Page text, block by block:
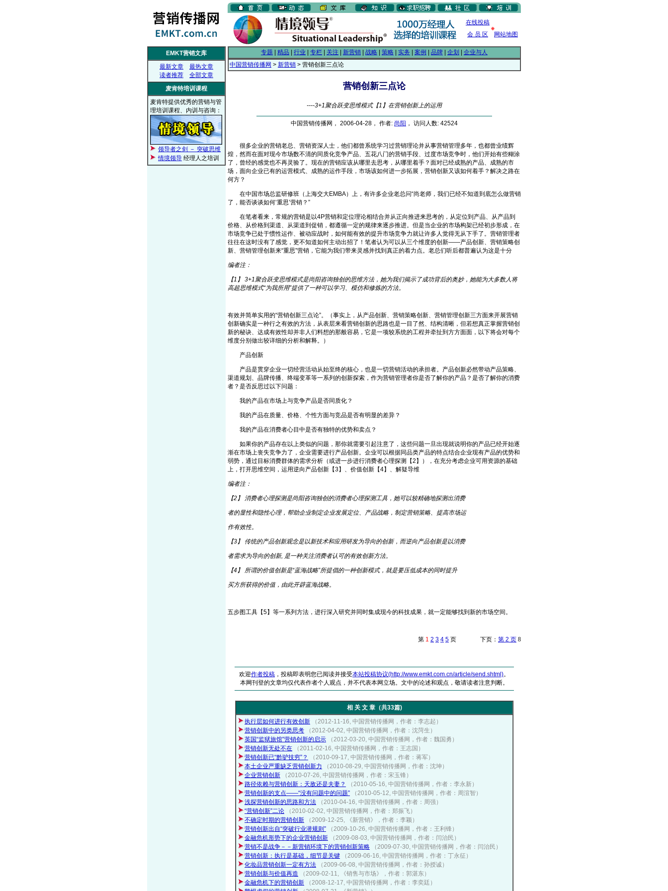
在线投稿
会 员 区
网站地图
EMKT营销文库
最新文章
最热文章
读者推荐
全部文章
麦肯特培训课程
麦肯特提供优秀的营销与管
理培训课程、内训与咨询：
领导者之剑 － 突破思维
情境领导 经理人之培训
专题 精品 行业 专栏 关注 新营销 战略 策略 实务 案例 品牌 企划
企业与人
中国营销传播网 > 新营销 > 营销创新三点论
营销创新三点论
----3+1聚合跃变思维模式【1】在营销创新上的运用
中国营销传播网， 2006-04-28， 作者: 尚阳 ， 访问人数: 42524
很多企业的营销老总、营销资深人士，他们都曾系统学习过营销理论并从事营销管理多年，也都曾业绩辉
煌，然而在面对现今市场数不清的同质化竞争产品、五花八门的营销手段、过度市场竞争时，他们开始有些糊涂
了，曾经的感觉也不再灵验了。现在的营销应该从哪里去思考，从哪里着手？面对已经成熟的产品、成熟的市
场，面向企业已有的运营模式、成熟的运作手段，市场该如何进一步拓展，营销创新又该如何着手？解决之路在
何方？
在中国市场总监研修班（上海交大EMBA）上，有许多企业老总问“尚老师，我们已经不知道到底怎么做营销
了，能否谈谈如何‘重思’营销？”
在笔者看来，常规的营销是以4P营销和定位理论相结合并从正向推进来思考的，从定位到产品、从产品到
价格、从价格到渠道、从渠道到促销，都遵循一定的规律来逐步推进。但是当企业的市场构架已经初步形成，在
市场竞争已处于惯性运作、被动应战时，如何能有效的提升市场竞争力就让许多人觉得无从下手了。营销管理者
往往在这时没有了感觉，更不知道如何主动出招了！笔者认为可以从三个维度的创新——产品创新、营销策略创
新、营销管理创新来“重思”营销，它能为我们带来灵感并找到真正的着力点。老总们听后都普遍认为这是十分
编者注：
【1】 3+1聚合跃变思维模式是尚阳咨询独创的思维方法，她为我们揭示了成功背后的奥妙，她能为大多数人将
高超思维模式“为我所用”提供了一种可以学习、模仿和修炼的方法。
有效并简单实用的“营销创新三点论”。（事实上，从产品创新、营销策略创新、营销管理创新三方面来开展营销
创新确实是一种行之有效的方法，从表层来看营销创新的思路也是一目了然、结构清晰，但若想真正掌握营销创
新的秘诀、达成有效性却并非人们料想的那般容易，它是一项较系统的工程并牵扯到方方面面，以下将会对每个
维度分别做出较详细的分析和解释。）
产品创新
产品是贯穿企业一切经营活动从始至终的核心，也是一切营销活动的承担者。产品创新必然带动产品策略、
渠道规划、品牌传播、终端变革等一系列的创新探索，作为营销管理者你是否了解你的产品？是否了解你的消费
者？是否反思过以下问题：
我的产品在市场上与竞争产品是否同质化？
我的产品在质量、价格、个性方面与竞品是否有明显的差异？
我的产品在消费者心目中是否有独特的优势和卖点？
如果你的产品存在以上类似的问题，那你就需要引起注意了，这些问题一旦出现就说明你的产品已经开始逐
渐在市场上丧失竞争力了，企业需要进行产品创新。企业可以根据同品类产品的特点结合企业现有产品的优势和
弱势，通过目标消费群体的需求分析（或进一步进行消费者心理探测【2】），在充分考虑企业可用资源的基础
上，打开思维空间，运用逆向产品创新【3】、价值创新【4】、解疑导维
编者注：
【2】 消费者心理探测是尚阳咨询独创的消费者心理探测工具，她可以较精确地探测出消费
者的显性和隐性心理，帮助企业制定企业发展定位、产品战略，制定营销策略、提高市场运
作有效性。
【3】 传统的产品创新观念是以新技术和应用研发为导向的创新，而逆向产品创新是以消费
者需求为导向的创新, 是一种关注消费者认可的有效创新方法。
【4】 所谓的价值创新是“蓝海战略”所提倡的一种创新模式，就是要压低成本的同时提升
买方所获得的价值，由此开辟蓝海战略。
五步图工具【5】等一系列方法，进行深入研究并同时集成现今的科技成果，就一定能够找到新的市场空间。
第 1 2 3 4 5 页 下页： 第 2 页 8
欢迎作者投稿 ，投稿即表明您已阅读并接受本站投稿协议(http://www.emkt.com.cn/article/send.shtml)。
本网刊登的文章均仅代表作者个人观点，并不代表本网立场。文中的论述和观点，敬请读者注意判断。
相 关 文 章（共33篇)
执行层如何进行有效创新
（2012-11-16, 中国营销传播网，作者：李志起）
营销创新中的另类思考
（2012-04-02, 中国营销传播网，作者：沈菏生）
英国“监狱旅馆”营销创新的启示
（2012-03-20, 中国营销传播网，作者：魏国勇）
营销创新无处不在
（2011-02-16, 中国营销传播网，作者：王志国）
营销创新已“黔驴技穷”？
（2010-09-17, 中国营销传播网，作者：蒋军）
本土企业严重缺乏营销创新力
（2010-08-29, 中国营销传播网，作者：沈坤）
企业营销创新
（2010-07-26, 中国营销传播网，作者：宋玉锋）
路径依赖与营销创新：天敌还是夫妻？
（2010-05-16, 中国营销传播网，作者：李永新）
营销创新的支点——“没有问题中的问题”
（2010-05-12, 中国营销传播网，作者：周渲智）
浅探营销创新的思路和方法
（2010-04-16, 中国营销传播网，作者：周强）
“营销创新”二论
（2010-02-02, 中国营销传播网，作者：郑振飞）
不确定时期的营销创新
（2009-12-25, 《新营销》，作者：李颖）
营销创新出自“突破行业潜规则”
（2009-10-26, 中国营销传播网，作者：王利锋）
金融危机形势下的企业营销创新
（2009-08-03, 中国营销传播网，作者：闫治民）
营销不是战争－－新营销环境下的营销创新策略
（2009-07-30, 中国营销传播网，作者：闫治民）
营销创新：执行是基础，细节是关键
（2009-06-16, 中国营销传播网，作者：丁永征）
化妆品营销创新一定有方法
（2009-06-08, 中国营销传播网，作者：孙授诚）
营销创新与价值再造
（2009-02-11, 《销售与市场》，作者：郭湛东）
金融危机下的营销创新
（2008-12-17, 中国营销传播网，作者：李奕廷）